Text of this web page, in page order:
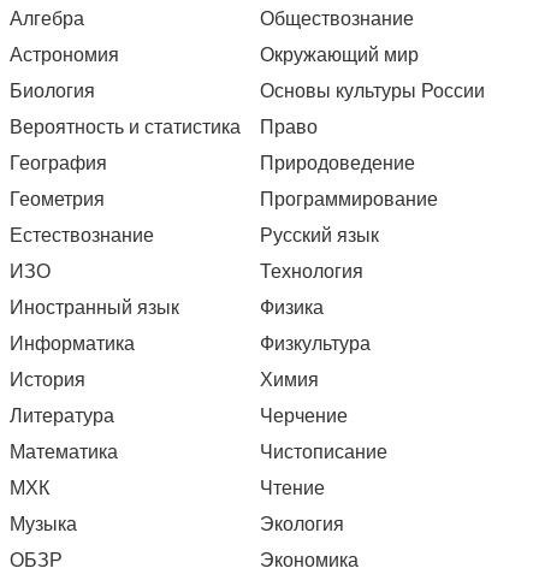
Алгебра
Астрономия
Биология
Вероятность и статистика
География
Геометрия
Естествознание
ИЗО
Иностранный язык
Информатика
История
Литература
Математика
МХК
Музыка
ОБЗР
Обществознание
Окружающий мир
Основы культуры России
Право
Природоведение
Программирование
Русский язык
Технология
Физика
Физкультура
Химия
Черчение
Чистописание
Чтение
Экология
Экономика